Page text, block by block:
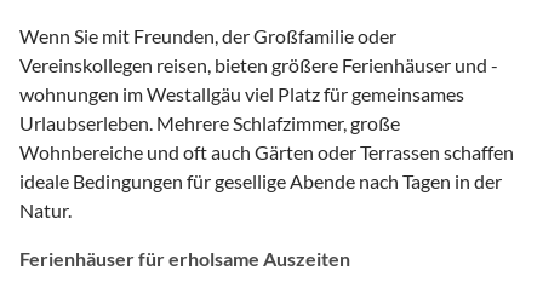
Wenn Sie mit Freunden, der Großfamilie oder
Vereinskollegen reisen, bieten größere Ferienhäuser und -
wohnungen im Westallgäu viel Platz für gemeinsames
Urlaubserleben. Mehrere Schlafzimmer, große
Wohnbereiche und oft auch Gärten oder Terrassen schaffen
ideale Bedingungen für gesellige Abende nach Tagen in der
Natur.
Ferienhäuser für erholsame Auszeiten